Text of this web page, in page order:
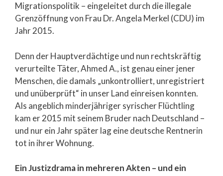
Migrationspolitik – eingeleitet durch die illegale
Grenzöffnung von Frau Dr. Angela Merkel (CDU) im
Jahr 2015.
Denn der Hauptverdächtige und nun rechtskräftig
verurteilte Täter, Ahmed A., ist genau einer jener
Menschen, die damals „unkontrolliert, unregistriert
und unüberprüft“ in unser Land einreisen konnten.
Als angeblich minderjähriger syrischer Flüchtling
kam er 2015 mit seinem Bruder nach Deutschland –
und nur ein Jahr später lag eine deutsche Rentnerin
tot in ihrer Wohnung.
Ein Justizdrama in mehreren Akten – und ein